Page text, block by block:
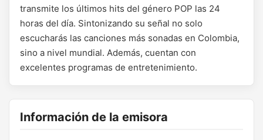
transmite los últimos hits del género POP las 24
horas del día. Sintonizando su señal no solo
escucharás las canciones más sonadas en Colombia,
sino a nivel mundial. Además, cuentan con
excelentes programas de entretenimiento.
Información de la emisora